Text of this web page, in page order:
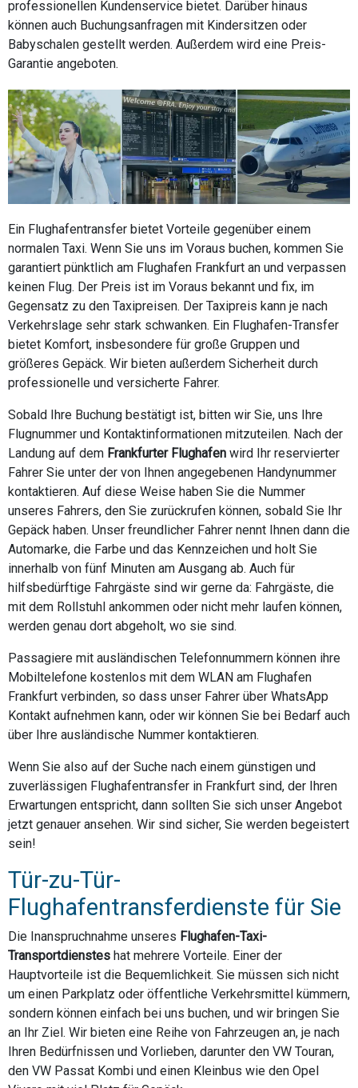
professionellen Kundenservice bietet. Darüber hinaus
können auch Buchungsanfragen mit Kindersitzen oder
Babyschalen gestellt werden. Außerdem wird eine Preis-
Garantie angeboten.
Ein Flughafentransfer bietet Vorteile gegenüber einem
normalen Taxi. Wenn Sie uns im Voraus buchen, kommen Sie
garantiert pünktlich am Flughafen Frankfurt an und verpassen
keinen Flug. Der Preis ist im Voraus bekannt und fix, im
Gegensatz zu den Taxipreisen. Der Taxipreis kann je nach
Verkehrslage sehr stark schwanken. Ein Flughafen-Transfer
bietet Komfort, insbesondere für große Gruppen und
größeres Gepäck. Wir bieten außerdem Sicherheit durch
professionelle und versicherte Fahrer.
Sobald Ihre Buchung bestätigt ist, bitten wir Sie, uns Ihre
Flugnummer und Kontaktinformationen mitzuteilen. Nach der
Landung auf dem Frankfurter Flughafen wird Ihr reservierter
Fahrer Sie unter der von Ihnen angegebenen Handynummer
kontaktieren. Auf diese Weise haben Sie die Nummer
unseres Fahrers, den Sie zurückrufen können, sobald Sie Ihr
Gepäck haben. Unser freundlicher Fahrer nennt Ihnen dann die
Automarke, die Farbe und das Kennzeichen und holt Sie
innerhalb von fünf Minuten am Ausgang ab. Auch für
hilfsbedürftige Fahrgäste sind wir gerne da: Fahrgäste, die
mit dem Rollstuhl ankommen oder nicht mehr laufen können,
werden genau dort abgeholt, wo sie sind.
Passagiere mit ausländischen Telefonnummern können ihre
Mobiltelefone kostenlos mit dem WLAN am Flughafen
Frankfurt verbinden, so dass unser Fahrer über WhatsApp
Kontakt aufnehmen kann, oder wir können Sie bei Bedarf auch
über Ihre ausländische Nummer kontaktieren.
Wenn Sie also auf der Suche nach einem günstigen und
zuverlässigen Flughafentransfer in Frankfurt sind, der Ihren
Erwartungen entspricht, dann sollten Sie sich unser Angebot
jetzt genauer ansehen. Wir sind sicher, Sie werden begeistert
sein!
Tür-zu-Tür-
Flughafentransferdienste für Sie
Die Inanspruchnahme unseres Flughafen-Taxi-
Transportdienstes hat mehrere Vorteile. Einer der
Hauptvorteile ist die Bequemlichkeit. Sie müssen sich nicht
um einen Parkplatz oder öffentliche Verkehrsmittel kümmern,
sondern können einfach bei uns buchen, und wir bringen Sie
an Ihr Ziel. Wir bieten eine Reihe von Fahrzeugen an, je nach
Ihren Bedürfnissen und Vorlieben, darunter den VW Touran,
den VW Passat Kombi und einen Kleinbus wie den Opel